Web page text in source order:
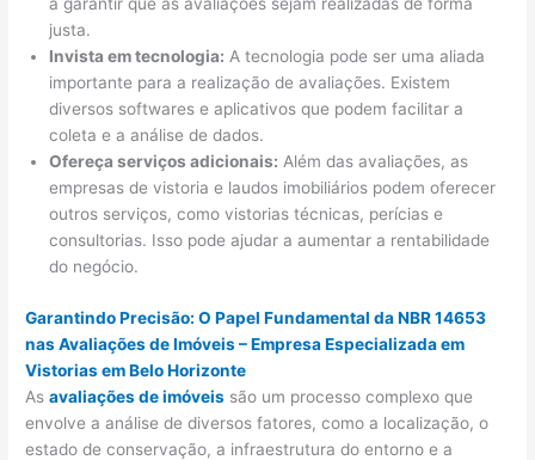
a garantir que as avaliações sejam realizadas de forma
justa.
Invista em tecnologia: A tecnologia pode ser uma aliada
importante para a realização de avaliações. Existem
diversos softwares e aplicativos que podem facilitar a
coleta e a análise de dados.
Ofereça serviços adicionais: Além das avaliações, as
empresas de vistoria e laudos imobiliários podem oferecer
outros serviços, como vistorias técnicas, perícias e
consultorias. Isso pode ajudar a aumentar a rentabilidade
do negócio.
Garantindo Precisão: O Papel Fundamental da NBR 14653
nas Avaliações de Imóveis – Empresa Especializada em
Vistorias em Belo Horizonte
Asavaliações de imóveis são um processo complexo que
envolve a análise de diversos fatores, como a localização, o
estado de conservação, a infraestrutura do entorno e a